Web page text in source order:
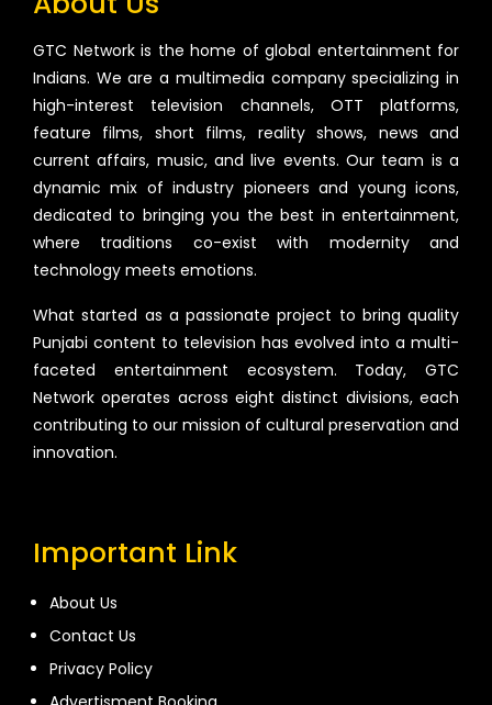
GTC Network is the home of global entertainment for
Indians. We are a multimedia company specializing in
high-interest television channels, OTT platforms,
feature films, short films, reality shows, news and
current affairs, music, and live events. Our team is a
dynamic mix of industry pioneers and young icons,
dedicated to bringing you the best in entertainment,
where traditions co-exist with modernity and
technology meets emotions.
What started as a passionate project to bring quality
Punjabi content to television has evolved into a multi-
faceted entertainment ecosystem. Today, GTC
Network operates across eight distinct divisions, each
contributing to our mission of cultural preservation and
innovation.
Important Link
About Us
Contact Us
Privacy Policy